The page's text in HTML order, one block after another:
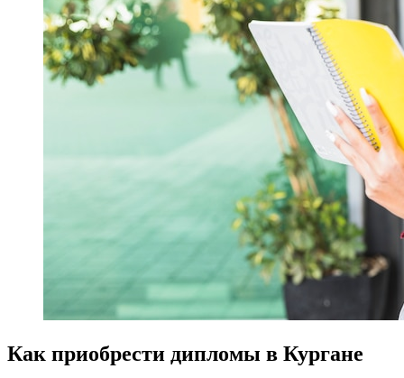
Как приобрести дипломы в Кургане